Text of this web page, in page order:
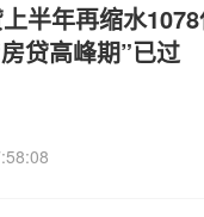
半年再缩水
贷高峰期”已过